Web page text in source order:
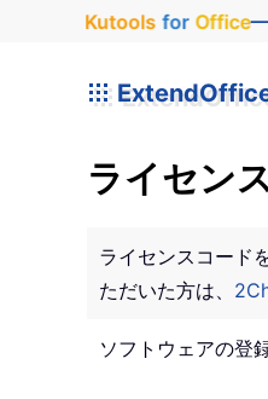
Kutools for Office—
ライセン
ライセンスコード
ただいた方は、
ソフトウェアの登